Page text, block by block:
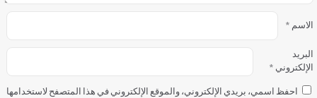
الاسم *
البريد
الإلكتروني *
احفظ اسمي، بريدي الإلكتروني، والموقع الإلكتروني في هذا المتصفح لاستخدامها